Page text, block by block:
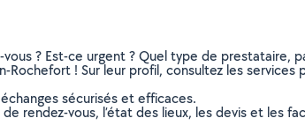
? Est-ce urgent ? Quel type de prestataire,
! Sur leur profil, consultez les
sécurisés et efficaces.
rendez-vous, l’état des lieux, les devis et les